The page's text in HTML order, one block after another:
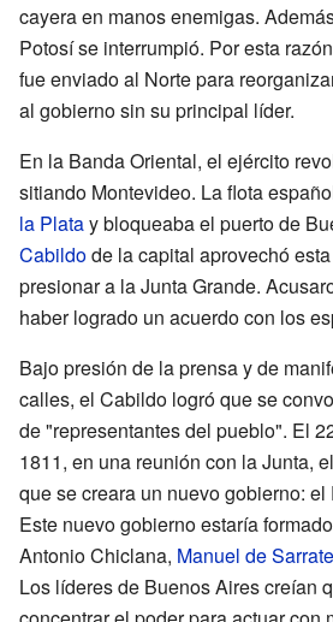
cayera en manos enemigas.
Potosí se interrumpió. Por esta
fue enviado al Norte para
al gobierno sin su principal líder.
En la Banda Oriental, el ejército
sitiando Montevideo. La flota
la Platay bloqueaba el puerto de
Cabildode la capital aprovechó
presionar a la Junta Grande.
haber logrado un acuerdo con los
Bajo presión de la prensa y de
calles, el Cabildo logró que se
de "representantes del pueblo". El
1811, en una reunión con la Junta,
que se creara un nuevo gobierno: el
Este nuevo gobierno estaría
Antonio Chiclana, Manuel de
Los líderes de Buenos Aires creían